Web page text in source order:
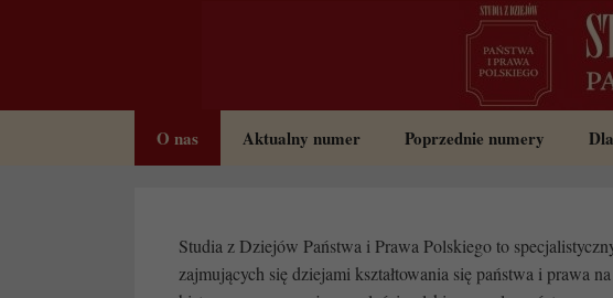
O nas Aktualny numer Poprzednie numery
Studia z Dziejów Państwa i Prawa Polskiego to
zajmujących się dziejami kształtowania się państwa i prawa